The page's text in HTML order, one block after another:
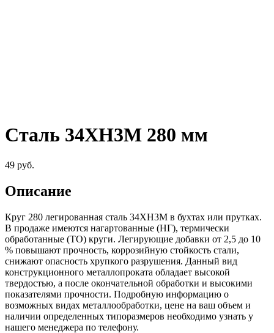
Сталь 34ХН3М 280 мм
49 руб.
Описание
Круг 280 легированная сталь 34ХН3М в бухтах или прутках.
В продаже имеются нагартованные (НГ), термически
обработанные (ТО) круги. Легирующие добавки от 2,5 до 10
% повышают прочность, коррозийную стойкость стали,
снижают опасность хрупкого разрушения. Данный вид
конструкционного металлопроката обладает высокой
твердостью, а после окончательной обработки и высокими
показателями прочности. Подробную информацию о
возможных видах металлообработки, цене на ваш объем и
наличии определенных типоразмеров необходимо узнать у
нашего менеджера по телефону.